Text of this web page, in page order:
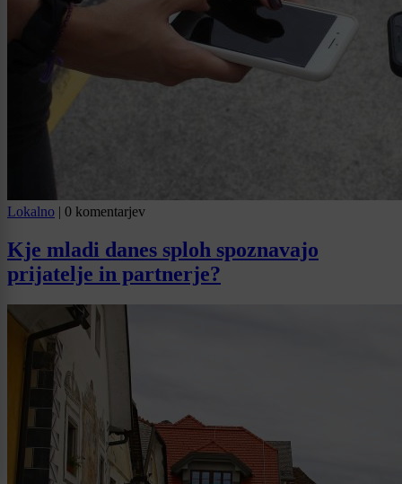
Lokalno | 0 komentarjev
Kje mladi danes sploh spoznavajo
prijatelje in partnerje?